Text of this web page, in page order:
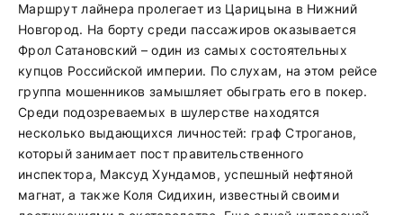
Маршрут лайнера пролегает из Царицына в Нижний
Новгород. На борту среди пассажиров оказывается
Фрол Сатановский – один из самых состоятельных
купцов Российской империи. По слухам, на этом рейсе
группа мошенников замышляет обыграть его в покер.
Среди подозреваемых в шулерстве находятся
несколько выдающихся личностей: граф Строганов,
который занимает пост правительственного
инспектора, Максуд Хундамов, успешный нефтяной
магнат, а также Коля Сидихин, известный своими